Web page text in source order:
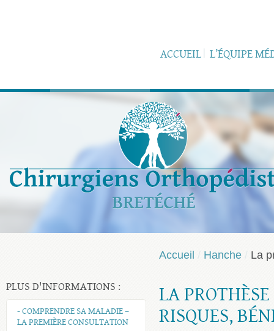
ACCUEIL L’ÉQUIPE
PLUS D'INFORMATIONS :
- COMPRENDRE SA MALADIE –
LA PREMIÈRE CONSULTATION
Accueil / Hanche La
LA
RISQUES,